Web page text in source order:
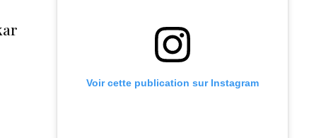
Voir cette publication sur Instagram